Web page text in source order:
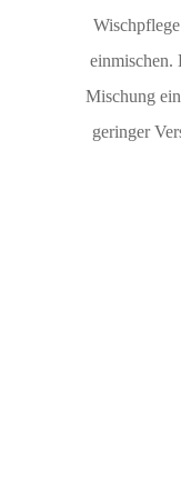
einmischen.
Mischung
geringer